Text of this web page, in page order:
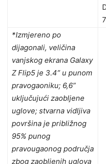
*Izmjereno po
dijagonali, veličina
vanjskog ekrana Galaxy
Z Flip5 je 3.4” u punom
pravogaoniku; 6,6”
uključujući zaobljene
uglove; stvarna vidljiva
površina je približnog
95% punog
pravougaonog područja
zbog zaobljenih uglova